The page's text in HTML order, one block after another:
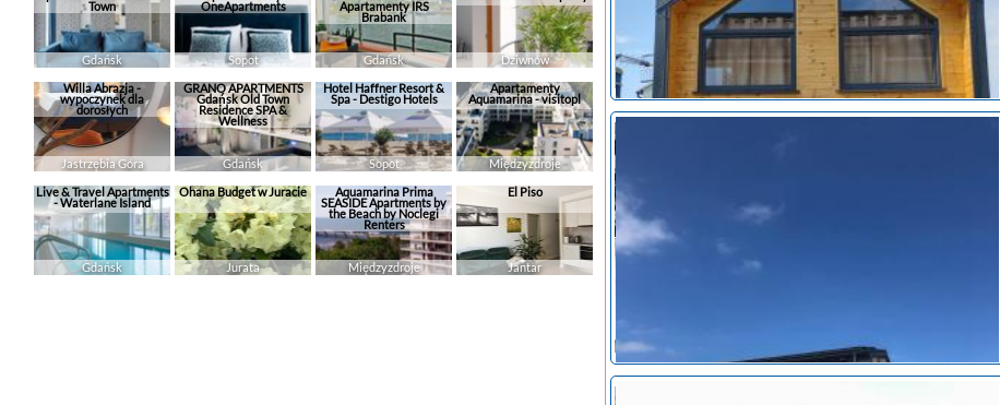
noclegi Mechelinki
Town
Gdańsk
OneApartments
Sopot
Apartamenty IRS
Brabank
Gdańsk
Dziwnów
Willa Abrazja -
wypoczynek dla
dorosłych
Jastrzębia Góra
GRANO APARTMENTS
Gdańsk Old Town
Residence SPA &
Wellness
Gdańsk
Hotel Haffner Resort &
Spa - Destigo Hotels
Sopot
Apartamenty
Aquamarina - visitopl
Międzyzdroje
Live & Travel Apartments
- Waterlane Island
Gdańsk
Ohana Budget w Juracie
Jurata
Aquamarina Prima
SEASIDE Apartments by
the Beach by Noclegi
Renters
Międzyzdroje
El Piso
Jantar